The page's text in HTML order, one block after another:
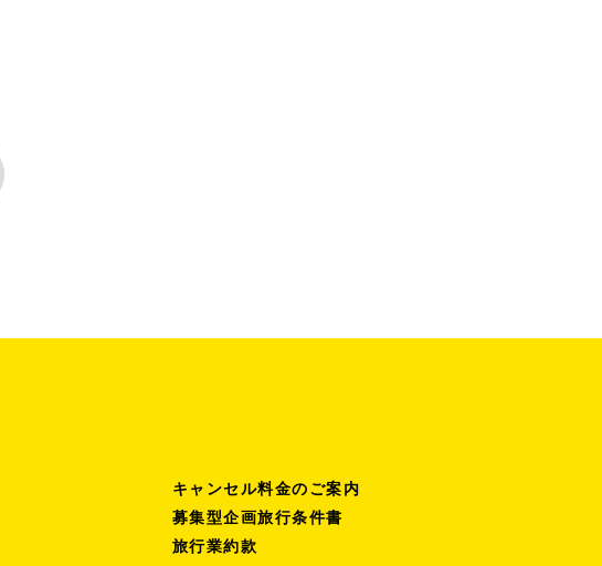
キャンセル料金のご案内
募集型企画旅行条件書
旅行業約款